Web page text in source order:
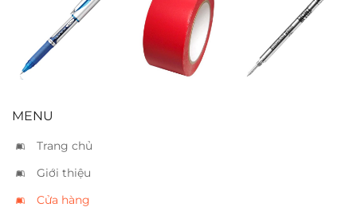
Bút gel Pentel
Energel BL57
xanh
Băng keo si đỏ
5cm
Ruột bút
Montblanc
rollerball M đen
MENU
Trang chủ
Giới thiệu
Cửa hàng